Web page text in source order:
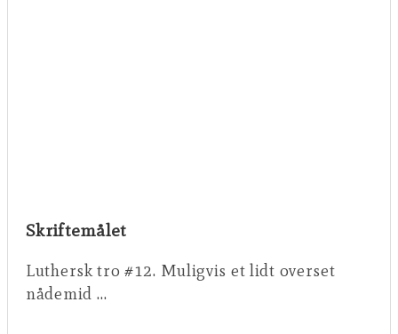
Skriftemålet
Luthersk tro #12. Muligvis et lidt overset
nådemid …